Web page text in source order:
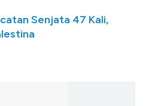
Senjata 47 Kali,